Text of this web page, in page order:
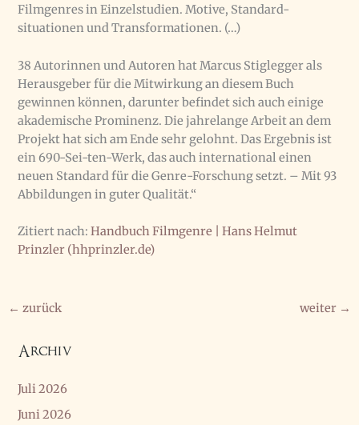
Filmgenres in Einzelstudien. Motive, Standard-
situationen und Transformationen. (…)
38 Autorinnen und Autoren hat Marcus Stiglegger als
Herausgeber für die Mitwirkung an diesem Buch
gewinnen können, darunter befindet sich auch einige
akademische Prominenz. Die jahrelange Arbeit an dem
Projekt hat sich am Ende sehr gelohnt. Das Ergebnis ist
ein 690-Sei-ten-Werk, das auch international einen
neuen Standard für die Genre-Forschung setzt. – Mit 93
Abbildungen in guter Qualität.“
Zitiert nach:Handbuch Filmgenre | Hans Helmut
Prinzler (hhprinzler.de)
← zurück weiter →
Archiv
Juli 2026
Juni 2026